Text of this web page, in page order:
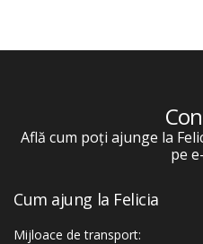
Află cum poți ajunge la
pe
Cum ajung la Felicia
Mijloace de transport: